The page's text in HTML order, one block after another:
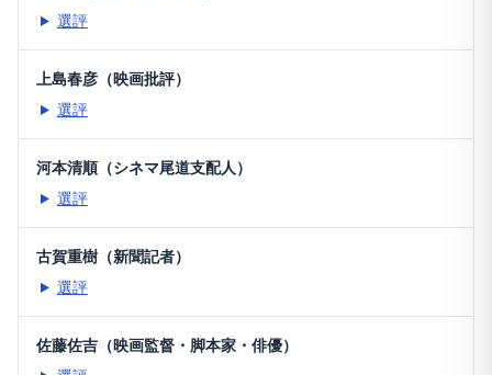
選評
上島春彦（映画批評）
選評
河本清順（シネマ尾道支配人）
選評
古賀重樹（新聞記者）
選評
佐藤佐吉（映画監督・脚本家・俳優）